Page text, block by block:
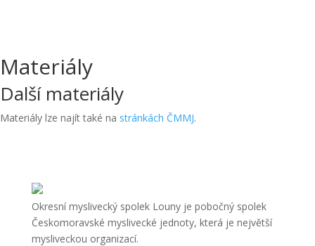
Materiály
Další materiály
Materiály lze najít také na stránkách ČMMJ.
Okresní myslivecký spolek Louny je pobočný spolek
Českomoravské myslivecké jednoty, která je největší
mysliveckou organizací.